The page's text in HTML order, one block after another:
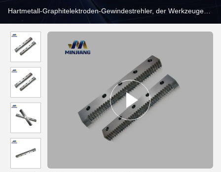
Hartmetall-Graphitelektroden-Gewindestrehler, der Werkzeuge